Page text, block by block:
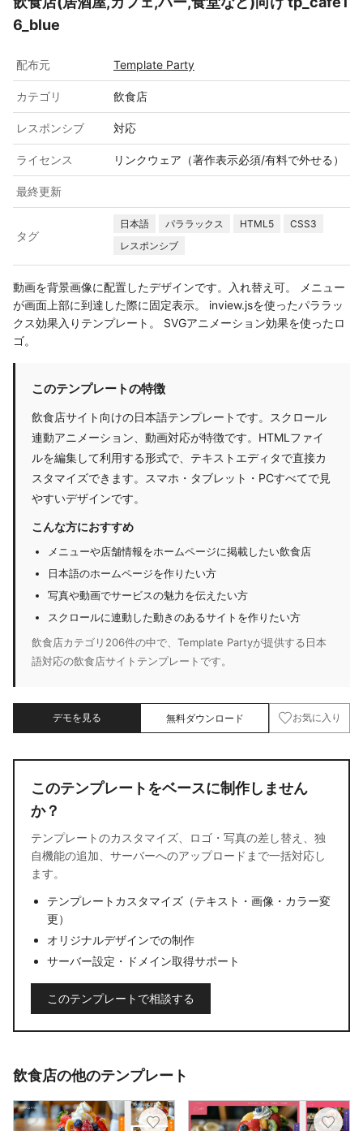
6_blue
配布元 Template Party
カテゴリ 飲食店
レスポンシブ 対応
ライセンス リンクウェア（著作表示必須/有料で外せる）
最終更新
タグ
日本語 パララックス HTML5
CSS3
レスポンシブ
動画を背景画像に配置したデザインです。入れ替え可。 メニュー
が画面上部に到達した際に固定表示。 inview.jsを使ったパララッ
クス効果入りテンプレート。 SVGアニメーション効果を使ったロ
ゴ。
このテンプレートの特徴
飲食店サイト向けの日本語テンプレートです。スクロール
連動アニメーション、動画対応が特徴です。HTMLファイ
ルを編集して利用する形式で、テキストエディタで直接カ
スタマイズできます。スマホ・タブレット・PCすべてで見
やすいデザインです。
こんな方におすすめ
メニューや店舗情報をホームページに掲載したい飲食店
日本語のホームページを作りたい方
写真や動画でサービスの魅力を伝えたい方
スクロールに連動した動きのあるサイトを作りたい方
飲食店カテゴリ206件の中で、Template Partyが提供する日本
語対応の飲食店サイトテンプレートです。
デモを見る 無料ダウンロード お気に入り
このテンプレートをベースに制作しません
か？
テンプレートのカスタマイズ、ロゴ・写真の差し替え、独
自機能の追加、サーバーへのアップロードまで一括対応し
ます。
テンプレートカスタマイズ（テキスト・画像・カラー変
更）
オリジナルデザインでの制作
サーバー設定・ドメイン取得サポート
このテンプレートで相談する
飲食店の他のテンプレート